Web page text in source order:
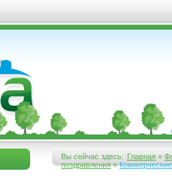
Вы сейчас здесь:
Вы здесь
Главная »
поздравления»